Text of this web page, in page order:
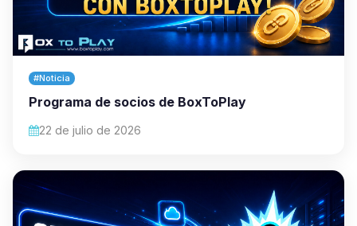
#Noticia
Programa de socios de BoxToPlay
22 de julio de 2026